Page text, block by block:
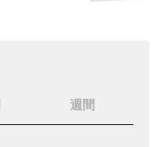
週間